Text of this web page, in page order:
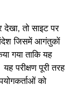
तो साइट पर
संदेश जिसमें आगंतुकों
गया ताकि यह
परीक्षण पूरी तरह
को